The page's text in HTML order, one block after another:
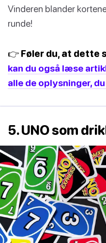
Vinderen blander
runde!
👉 Føler du, at dette
kan du også læse
alle de oplysninger,
5. UNO som